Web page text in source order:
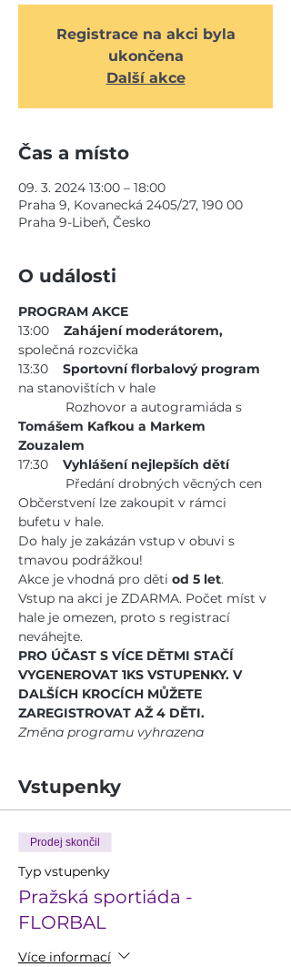
Registrace na akci byla
ukončena
Další akce
Čas a místo
09. 3. 2024 13:00 – 18:00
Praha 9, Kovanecká 2405/27, 190 00
Praha 9-Libeň, Česko
O události
PROGRAM AKCE
13:00 Zahájení moderátorem,
společná rozcvička
13:30 Sportovní florbalový program
na stanovištích v hale
Rozhovor a autogramiáda s
Tomášem Kafkou a Markem
Zouzalem
17:30 Vyhlášení nejlepších dětí
Předání drobných věcných cen
Občerstvení lze zakoupit v rámci
bufetu v hale.
Do haly je zakázán vstup v obuvi s
tmavou podrážkou!
Akce je vhodná pro děti od 5 let.
Vstup na akci je ZDARMA. Počet míst v
hale je omezen, proto s registrací
neváhejte.
PRO ÚČAST S VÍCE DĚTMI STAČÍ
VYGENEROVAT 1KS VSTUPENKY. V
DALŠÍCH KROCÍCH MŮŽETE
ZAREGISTROVAT AŽ 4 DĚTI.
Změna programu vyhrazena
Vstupenky
Prodej skončil
Typ vstupenky
Pražská sportiáda -
FLORBAL
Více informací